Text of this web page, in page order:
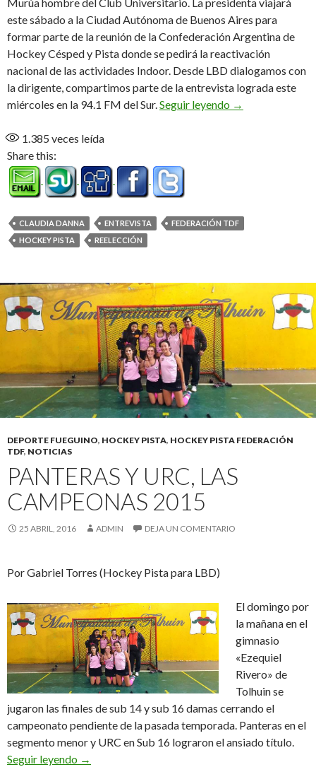
Murúa hombre del Club Universitario. La presidenta viajará
este sábado a la Ciudad Autónoma de Buenos Aires para
formar parte de la reunión de la Confederación Argentina de
Hockey Césped y Pista donde se pedirá la reactivación
nacional de las actividades Indoor. Desde LBD dialogamos con
la dirigente, compartimos parte de la entrevista lograda este
miércoles en la 94.1 FM del Sur.Seguir leyendo Danna
→
1.385 veces leída
Share this:
CLAUDIA DANNA ENTREVISTA
FEDERACIÓN TDF
HOCKEY PISTA
REELECCIÓN
DEPORTE FUEGUINO, HOCKEY PISTA, HOCKEY PISTA FEDERACIÓN
TDF, NOTICIAS
PANTERAS Y URC, LAS
CAMPEONAS 2015
25 ABRIL, 2016 ADMIN DEJA UN COMENTARIO
Por Gabriel Torres (Hockey Pista para LBD)
El domingo por
la mañana en el
gimnasio
«Ezequiel
Rivero» de
Tolhuin se
jugaron las finales de sub 14 y sub 16 damas cerrando el
campeonato pendiente de la pasada temporada. Panteras en el
segmento menor y URC en Sub 16 lograron el ansiado título.
Seguir leyendo Panteras y URC, las campeonas 2015
→